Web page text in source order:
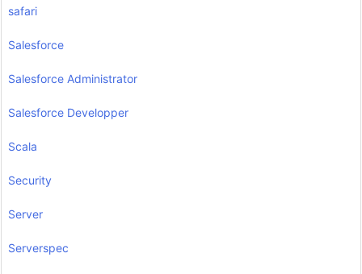
safari
Salesforce
Salesforce Administrator
Salesforce Developper
Scala
Security
Server
Serverspec